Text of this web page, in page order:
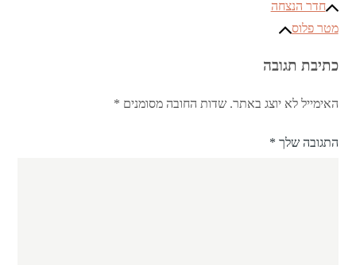
ניווט
חדר הנצחה
מטר פלוס
כתיבת תגובה
האימייל לא יוצג באתר. שדות החובה מסומנים *
התגובה שלך *